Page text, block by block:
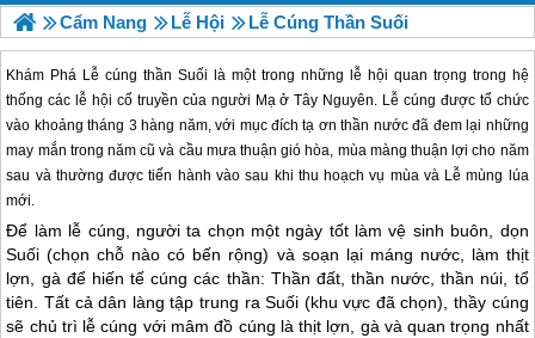
Cẩm Nang Lễ Hội Lễ Cúng Thần Suối
Khám Phá Lễ cúng thần Suối là một trong những lễ hội quan trọng trong hệ
thống các lễ hội cổ truyền của người Mạ ở Tây Nguyên. Lễ cúng được tổ chức
vào khoảng tháng 3 hàng năm, với mục đích tạ ơn thần nước đã đem lại những
may mắn trong năm cũ và cầu mưa thuận gió hòa, mùa màng thuận lợi cho năm
sau và thường được tiến hành vào sau khi thu hoạch vụ mùa và Lễ mùng lúa
mới.
Để làm lễ cúng, người ta chọn một ngày tốt làm vệ sinh buôn, dọn
Suối (chọn chỗ nào có bến rộng) và soạn lại máng nước, làm thịt
lợn, gà để hiến tế cúng các thần: Thần đất, thần nước, thần núi, tổ
tiên. Tất cả dân làng tập trung ra Suối (khu vực đã chọn), thầy cúng
sẽ chủ trì lễ cúng với mâm đồ cúng là thịt lợn, gà và quan trọng nhất